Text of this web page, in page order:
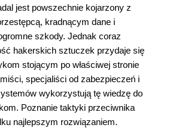
jest powszechnie kojarzony z
kradnącym dane i
szkody. Jednak coraz
hakerskich sztuczek przydaje się
stojącym po właściwej stronie
specjaliści od zabezpieczeń i
wykorzystują tę wiedzę do
Poznanie taktyki przeciwnika
najlepszym rozwiązaniem.